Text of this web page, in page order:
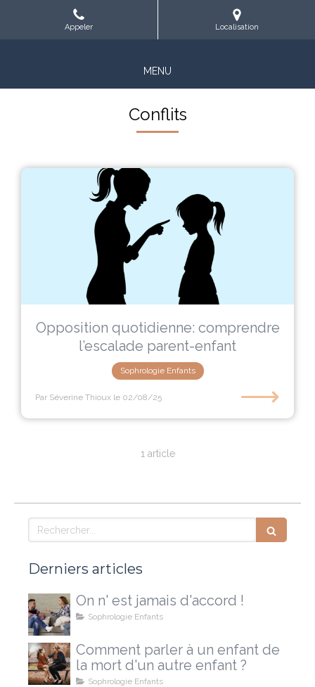
Appeler Localisation
MENU
Conflits
Opposition quotidienne: comprendre
l’escalade parent-enfant
Sophrologie Enfants
Par Séverine Thioux le 02/08/25 ⟶
1 article
Rechercher
Derniers articles
On n' est jamais d'accord !
Sophrologie Enfants
Comment parler à un enfant de
la mort d'un autre enfant ?
Sophrologie Enfants